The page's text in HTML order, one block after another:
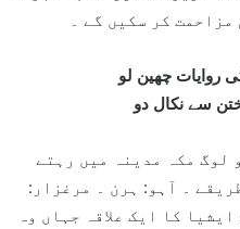
کر سکیں گے ۔
روایات چھین لو
سے نکال دو
لوگ مکہ مدینہ میں رہتے
۔ آہو: ہرن ۔ مرغزار:
کا ایک علاقہ جہاں وہ